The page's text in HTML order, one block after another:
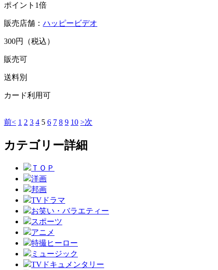
ポイント1倍
販売店舗： ハッピービデオ
300円（税込）
販売可
送料別
カード利用可
前< 1 2 3 4 5 6 7 8 9 10 >次
カテゴリー詳細
ＴＯＰ
洋画
邦画
TVドラマ
お笑い・バラエティー
スポーツ
アニメ
特撮ヒーロー
ミュージック
TVドキュメンタリー